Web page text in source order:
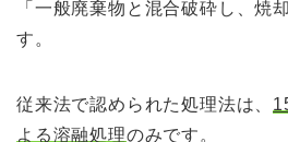
「一般廃棄物と混合破砕し、焼
す。
従来法で認められた処理法は、
よる溶融処理のみです。